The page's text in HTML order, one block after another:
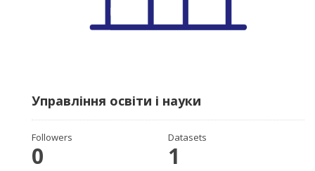
Управління освіти і науки
Followers
0
Datasets
1